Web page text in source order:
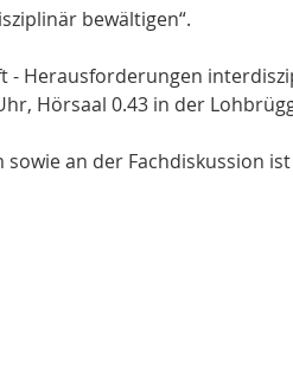
bewältigen“.
- Herausforderungen
Hörsaal 0.43 in der
an der Fachdiskussion